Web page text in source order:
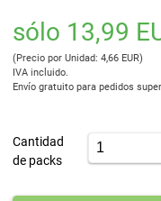
sólo 13,99
(Precio por Unidad: 4,66 EUR)
IVA incluido.
Envío gratuito para pedidos
Cantidad
de packs